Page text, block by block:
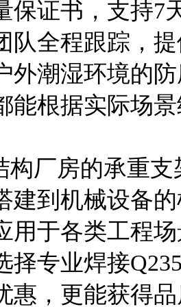
保证书，支持7
队全程跟踪，
外潮湿环境的
能根据实际场
房的承重支
建到机械设备
用于各类工程
择专业焊接
惠，更能获得